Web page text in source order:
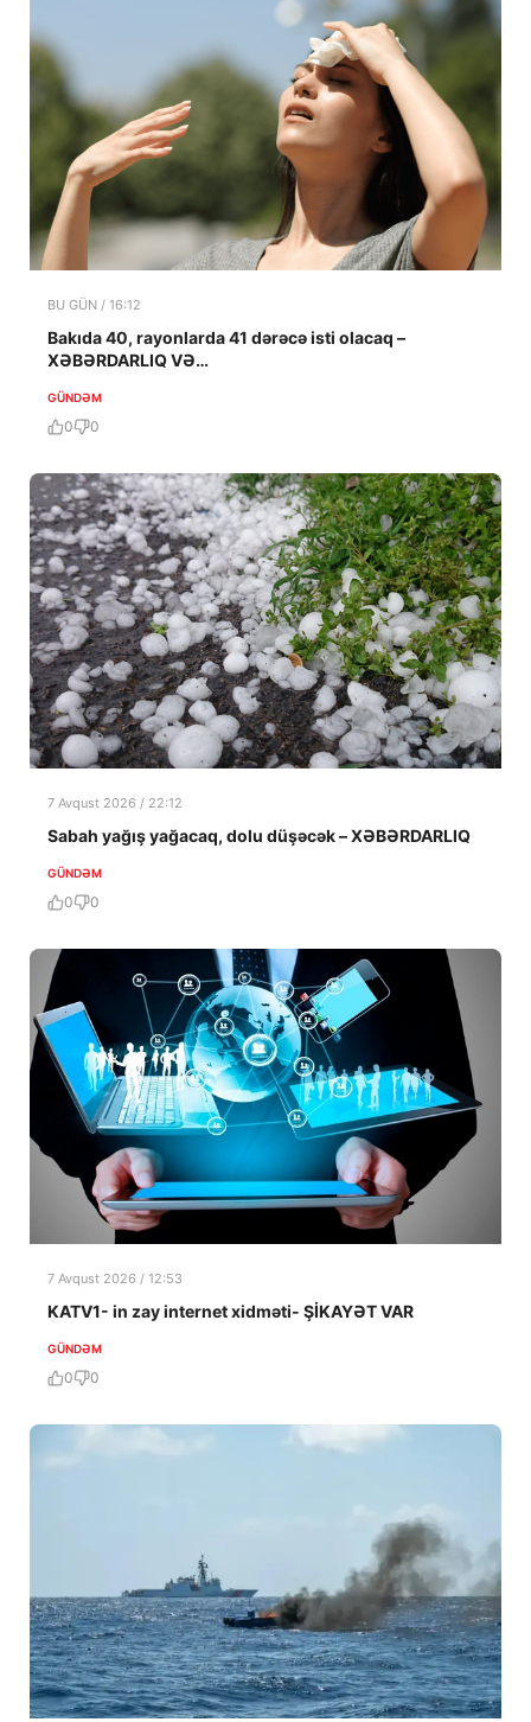
BU GÜN / 16:12
Bakıda 40, rayonlarda 41 dərəcə isti olacaq –
XƏBƏRDARLIQ VƏ…
GÜNDƏM
0 0
7 Avqust 2026 / 22:12
Sabah yağış yağacaq, dolu düşəcək – XƏBƏRDARLIQ
GÜNDƏM
0 0
7 Avqust 2026 / 12:53
KATV1- in zay internet xidməti- ŞİKAYƏT VAR
GÜNDƏM
0 0